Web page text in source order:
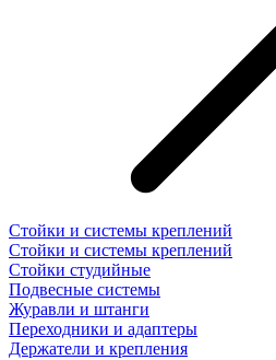
Стойки и системы креплений
Стойки и системы креплений
Стойки студийные
Подвесные системы
Журавли и штанги
Переходники и адаптеры
Держатели и крепления